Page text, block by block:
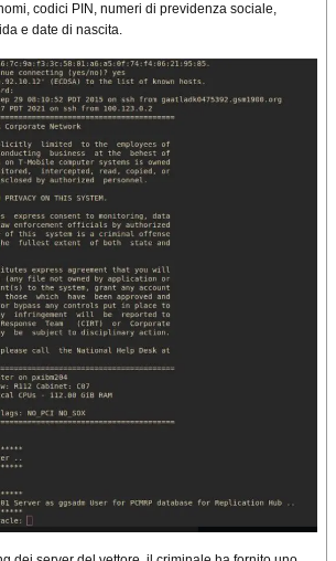
codici PIN, numeri di previdenza sociale,
e date di nascita.